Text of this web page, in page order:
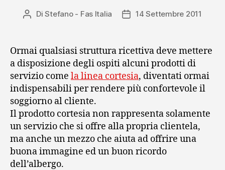
Autore
DiStefano - Fas Italia
Data14 Settembre 2011
Ormai qualsiasi struttura ricettiva deve mettere
a disposizione degli ospiti alcuni prodotti di
servizio come la linea cortesia, diventati ormai
indispensabili per rendere più confortevole il
soggiorno al cliente.
Il prodotto cortesia non rappresenta solamente
un servizio che si offre alla propria clientela,
ma anche un mezzo che aiuta ad offrire una
buona immagine ed un buon ricordo
dell’albergo.